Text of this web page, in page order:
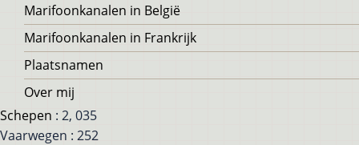
Marifoonkanalen in België
Marifoonkanalen in Frankrijk
Plaatsnamen
Over mij
Schepen : 2, 035
Vaarwegen : 252